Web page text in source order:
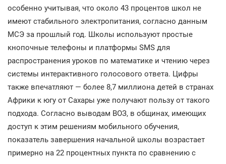
особенно учитывая, что около 43 процентов школ не
имеют стабильного электропитания, согласно данным
МСЭ за прошлый год. Школы используют простые
кнопочные телефоны и платформы SMS для
распространения уроков по математике и чтению через
системы интерактивного голосового ответа. Цифры
также впечатляют — более 8,7 миллиона детей в странах
Африки к югу от Сахары уже получают пользу от такого
подхода. Согласно выводам ВОЗ, в общинах, имеющих
доступ к этим решениям мобильного обучения,
показатель завершения начальной школы возрастает
примерно на 22 процентных пункта по сравнению с